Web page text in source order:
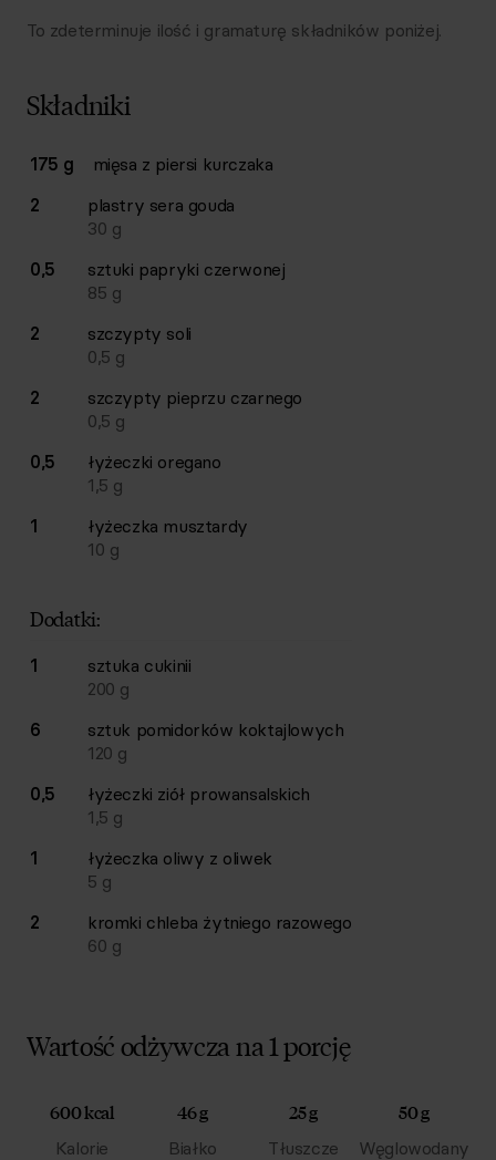
To zdeterminuje ilość i gramaturę składników poniżej.
Składniki
Lista składników przepisu z ilościami i wagami
Ilość Składnik
175 g
mięsa z piersi kurczaka
2
plastry sera gouda
30 g
0,5
sztuki papryki czerwonej
85 g
2
szczypty soli
0,5 g
2
szczypty pieprzu czarnego
0,5 g
0,5
łyżeczki oregano
1,5 g
1
łyżeczka musztardy
10 g
Dodatki:
1 sztuka cukinii
200 g
6
sztuk pomidorków koktajlowych
120 g
0,5
łyżeczki ziół prowansalskich
1,5 g
1
łyżeczka oliwy z oliwek
5 g
2
kromki chleba żytniego razowego
60 g
Wartość odżywcza na 1 porcję
600 kcal
Kalorie
46 g
Białko
25 g
Tłuszcze
50 g
Węglowodany